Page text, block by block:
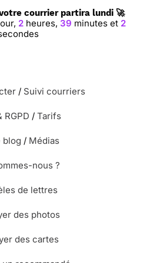
le 14/02/23 : L’originalité
carte
courrier partira lundi 🚀
2heures, 39 minutes et 2
/ Suivi courriers
RGPD / Tarifs
blog / Médias
nous ?
de lettres
des photos
des cartes